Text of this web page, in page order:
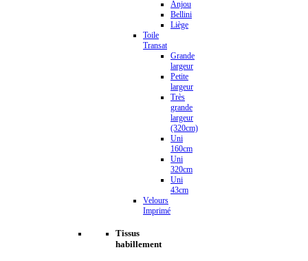
Anjou
Bellini
Liège
Toile
Transat
Grande
largeur
Petite
largeur
Très
grande
largeur
(320cm)
Uni
160cm
Uni
320cm
Uni
43cm
Velours
Imprimé
Tissus
habillement